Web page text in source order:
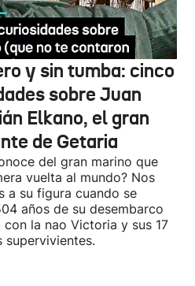
y sin tumba: cinco
sobre Juan
Elkano, el gran
de Getaria
del gran marino que
vuelta al mundo? Nos
a su figura cuando se
años de su desembarco
con la nao Victoria y sus 17
supervivientes.